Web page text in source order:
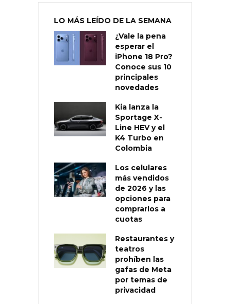
LO MÁS LEÍDO DE LA SEMANA
¿Vale la pena
esperar el
iPhone 18 Pro?
Conoce sus 10
principales
novedades
Kia lanza la
Sportage X-
Line HEV y el
K4 Turbo en
Colombia
Los celulares
más vendidos
de 2026 y las
opciones para
comprarlos a
cuotas
Restaurantes y
teatros
prohíben las
gafas de Meta
por temas de
privacidad